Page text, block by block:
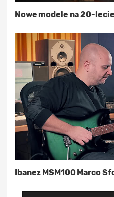
Nowe modele na 20-
Ibanez MSM100 Marco